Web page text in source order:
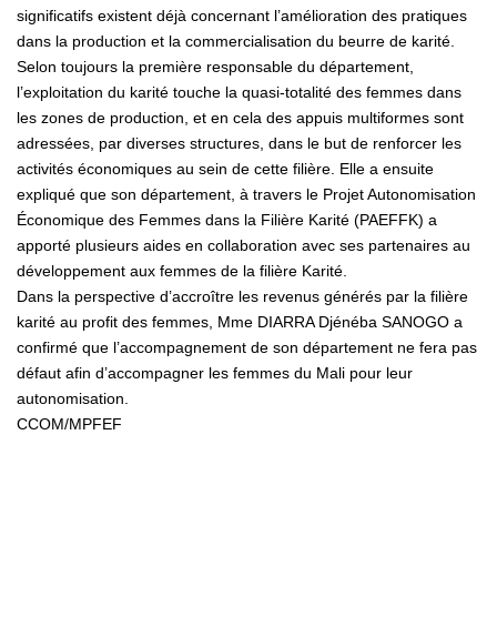
significatifs existent déjà concernant l’amélioration des pratiques
dans la production et la commercialisation du beurre de karité.
Selon toujours la première responsable du département,
l’exploitation du karité touche la quasi-totalité des femmes dans
les zones de production, et en cela des appuis multiformes sont
adressées, par diverses structures, dans le but de renforcer les
activités économiques au sein de cette filière. Elle a ensuite
expliqué que son département, à travers le Projet Autonomisation
Économique des Femmes dans la Filière Karité (PAEFFK) a
apporté plusieurs aides en collaboration avec ses partenaires au
développement aux femmes de la filière Karité.
Dans la perspective d’accroître les revenus générés par la filière
karité au profit des femmes, Mme DIARRA Djénéba SANOGO a
confirmé que l’accompagnement de son département ne fera pas
défaut afin d’accompagner les femmes du Mali pour leur
autonomisation.
CCOM/MPFEF